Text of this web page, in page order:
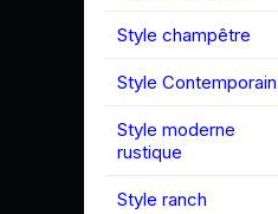
Style champêtre
Style Contemporain
Style moderne
rustique
Style ranch